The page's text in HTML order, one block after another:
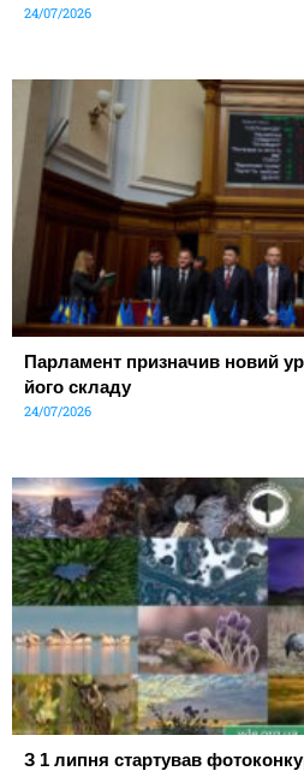
24/07/2026
Парламент призначив новий
його складу
24/07/2026
З 1 липня стартував